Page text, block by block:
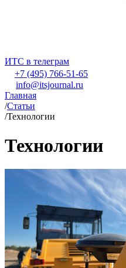
ИТС в телеграм
+7 (495) 766-51-65
info@itsjournal.ru
Главная
/Статьи
/Технологии
Технологии